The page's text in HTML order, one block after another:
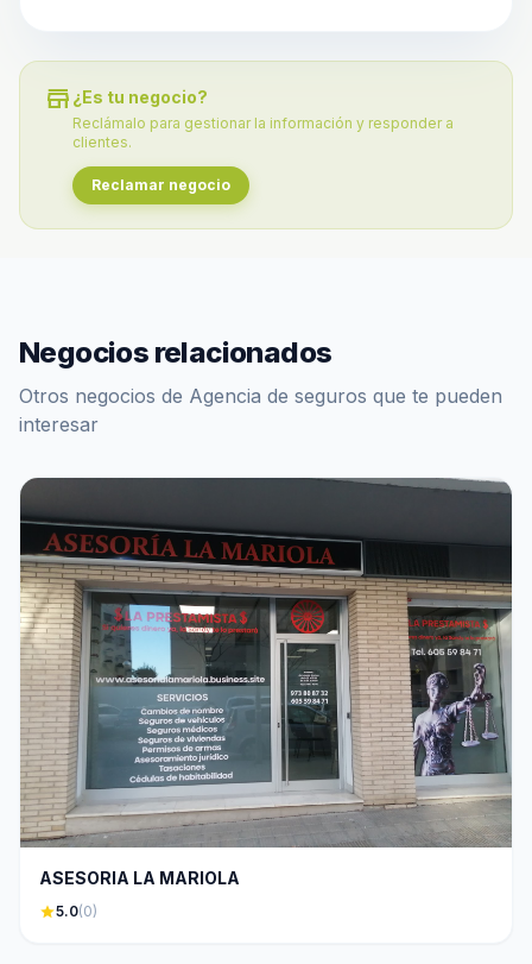
store ¿Es tu negocio?
Reclámalo para gestionar la información y responder a
clientes.
Reclamar negocio
Negocios relacionados
Otros negocios de Agencia de seguros que te pueden
interesar
ASESORIA LA MARIOLA
star5.0(0)